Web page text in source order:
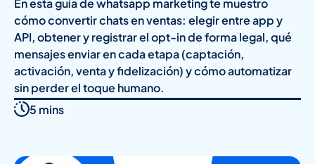
En esta guía de whatsapp marketing te muestro
cómo convertir chats en ventas: elegir entre app y
API, obtener y registrar el opt-in de forma legal, qué
mensajes enviar en cada etapa (captación,
activación, venta y fidelización) y cómo automatizar
sin perder el toque humano.
5 mins